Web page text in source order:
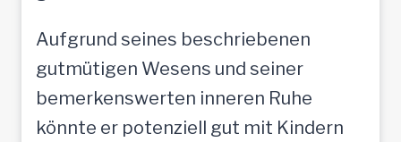
Aufgrund seines beschriebenen
gutmütigen Wesens und seiner
bemerkenswerten inneren Ruhe
könnte er potenziell gut mit Kindern